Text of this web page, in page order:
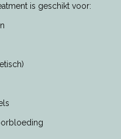
is geschikt voor: